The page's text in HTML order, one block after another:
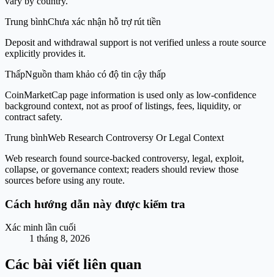
Trung bìnhChưa xác nhận hỗ trợ rút tiền
Deposit and withdrawal support is not verified unless a route source
explicitly provides it.
ThấpNguồn tham khảo có độ tin cậy thấp
CoinMarketCap page information is used only as low-confidence
background context, not as proof of listings, fees, liquidity, or
contract safety.
Trung bìnhWeb Research Controversy Or Legal Context
Web research found source-backed controversy, legal, exploit,
collapse, or governance context; readers should review those
sources before using any route.
Cách hướng dẫn này được kiểm tra
Xác minh lần cuối
1 tháng 8, 2026
Các bài viết liên quan